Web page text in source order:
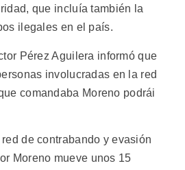
que incluía también la
ilegales en el país.
Pérez Aguilera informó que
involucradas en la red
comandaba Moreno podrái
de contrabando y evasión
Moreno mueve unos 15